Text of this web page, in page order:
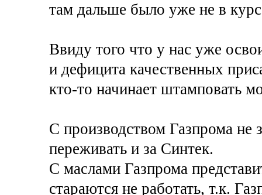
там дальше было уже не в
Ввиду того что у нас уже
и дефицита качественных
кто-то начинает штамповать
С производством Газпрома не
переживать и за Синтек.
С маслами Газпрома
стараются не работать, т.к.